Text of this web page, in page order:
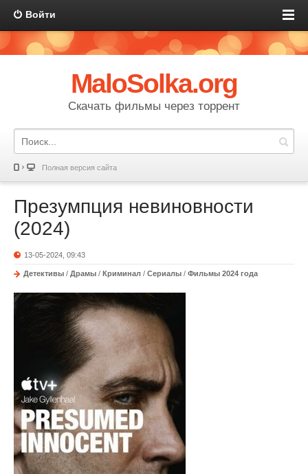
Войти
MaloSolka.org
Скачать фильмы через торрент
Полная версия сайта
Презумпция невиновности
(2024)
13-05-2024, 09:43
Детективы / Драмы / Криминал / Сериалы / Фильмы 2024 года